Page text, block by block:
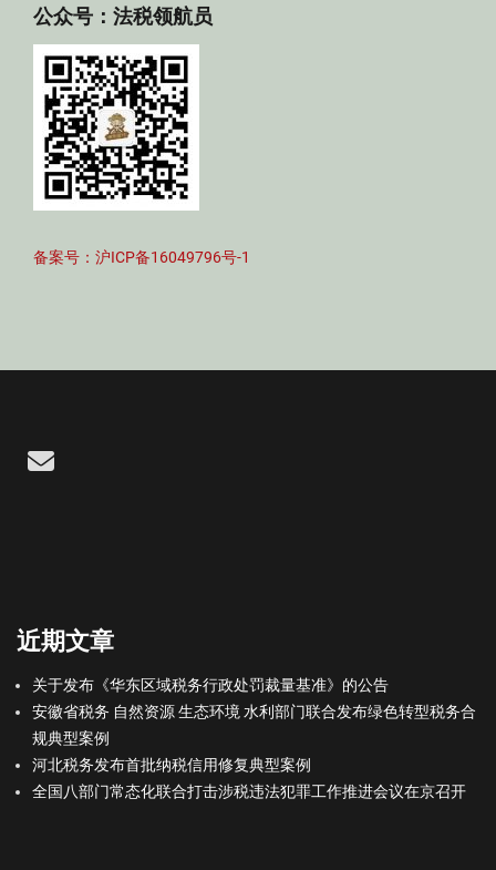
公众号：法税领航员
备案号：沪ICP备16049796号-1
Email
近期文章
关于发布《华东区域税务行政处罚裁量基准》的公告
安徽省税务 自然资源 生态环境 水利部门联合发布绿色转型税务合
规典型案例
河北税务发布首批纳税信用修复典型案例
全国八部门常态化联合打击涉税违法犯罪工作推进会议在京召开